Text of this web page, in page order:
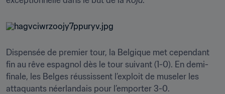
Dispensée de premier tour, la Belgique met cependant
fin au rêve espagnol dès le tour suivant (1-0). En demi-
finale, les Belges réussissent l’exploit de museler les
attaquants néerlandais pour l’emporter 3-0.